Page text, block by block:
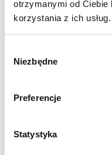
otrzymanymi od
korzystania z ich usług.
zgody
Niezbędne
Preferencje
Statystyka
Wynajem
Wróć
Aquatizer Testowy
Robot rehabilitacyjny
Dla stomatologów
Poznaj Hasmed